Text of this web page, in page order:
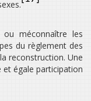
ou méconnaître les
du règlement des
reconstruction. Une
et égale participation